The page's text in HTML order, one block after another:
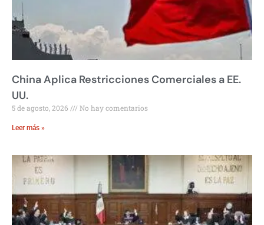
China Aplica Restricciones Comerciales a EE.
UU.
5 de agosto, 2026 No hay comentarios
Leer más »